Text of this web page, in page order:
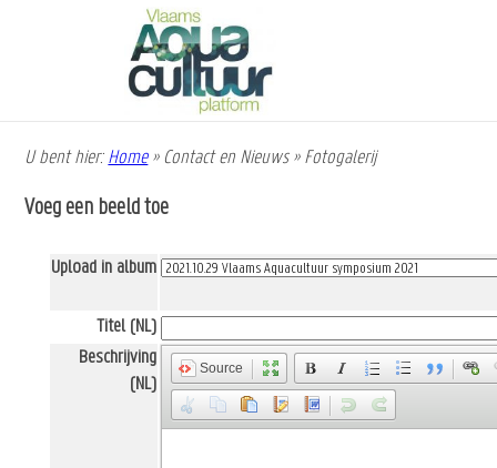
gaan
U bent hier: Home » Contact en Nieuws » Fotogalerij
Voeg een beeld toe
Upload in album
Titel (NL)
Beschrijving
(NL)
Source